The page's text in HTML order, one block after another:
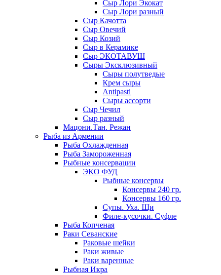
Сыр Лори Экокат
Сыр Лори разный
Сыр Качотта
Сыр Овечий
Сыр Козий
Сыр в Керамике
Сыр ЭКОТАВУШ
Сыры Эксклюзивный
Сыры полутведые
Крем сыры
Antipasti
Сыры ассорти
Сыр Чечил
Сыр разный
Мацони.Тан. Режан
Рыба из Армении
Рыба Охлажденная
Рыба Замороженная
Рыбные консервации
ЭКО ФУД
Рыбные консервы
Консервы 240 гр.
Консервы 160 гр.
Супы. Уха. Щи
Филе-кусочки. Суфле
Рыба Копченая
Раки Севанские
Раковые шейки
Раки живые
Раки варенные
Рыбная Икра